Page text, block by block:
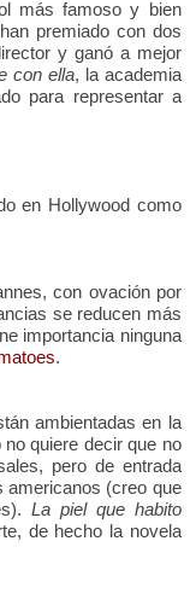
más famoso y bien
premiado con dos
y ganó a mejor
con ella, la academia
para representar a
en Hollywood como
con ovación por
se reducen más
importancia ninguna
.
ambientadas en la
quiere decir que no
pero de entrada
americanos (creo que
La piel que habito
de hecho la novela